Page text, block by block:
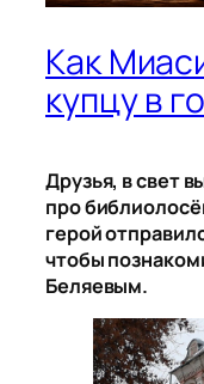
Как
купцу в
Друзья, в свет
про
герой
чтобы
Беляевым.